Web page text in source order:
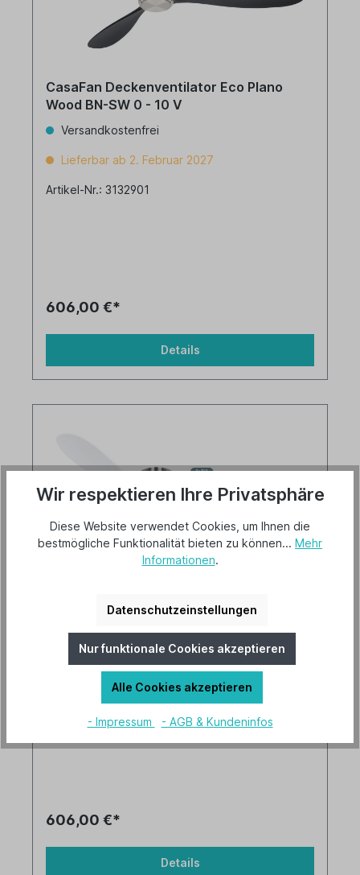
CasaFan Deckenventilator Eco Plano
Wood BN-SW 0 - 10 V
Versandkostenfrei
Lieferbar ab 2. Februar 2027
Artikel-Nr.: 3132901
606,00 €*
Details
Wood BN-WE 0 - 10 V
Versandkostenfrei
Lieferbar ab 31. Dezember 2026
Artikel-Nr.: 3132891
606,00 €*
Details
Wir respektieren Ihre Privatsphäre
Diese Website verwendet Cookies, um Ihnen die
bestmögliche Funktionalität bieten zu können... Mehr
Informationen.
Datenschutzeinstellungen
Nur funktionale Cookies akzeptieren
Alle Cookies akzeptieren
- Impressum - AGB & Kundeninfos